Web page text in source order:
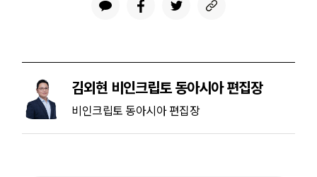
김외현 비인크립토 동아시아 편집장
비인크립토 동아시아 편집장